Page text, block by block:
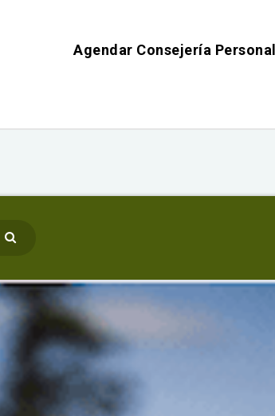
Agendar Consejería